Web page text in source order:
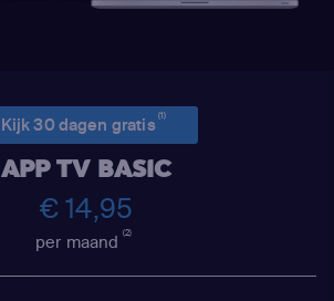
Kijk 30 dagen gratis(1)
APP TV BASIC
€ 14,95
per maand(2)